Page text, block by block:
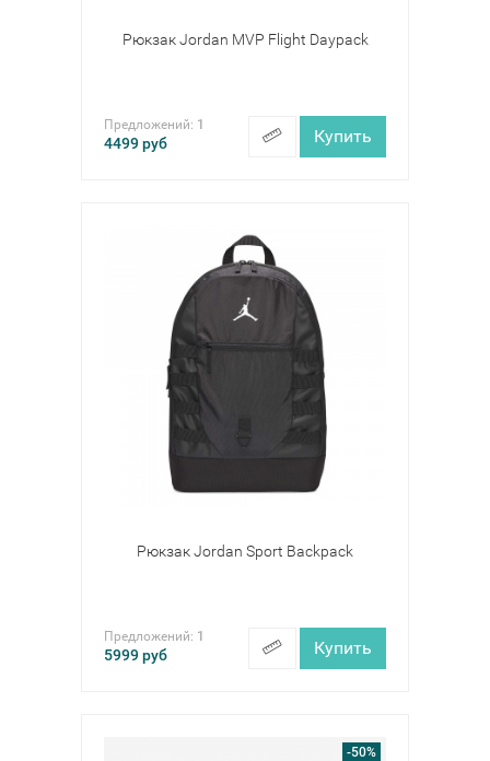
Рюкзак Jordan MVP Flight Daypack
Предложений: 1
4499руб Купить
Рюкзак Jordan Sport Backpack
Предложений: 1
5999руб Купить
-50%